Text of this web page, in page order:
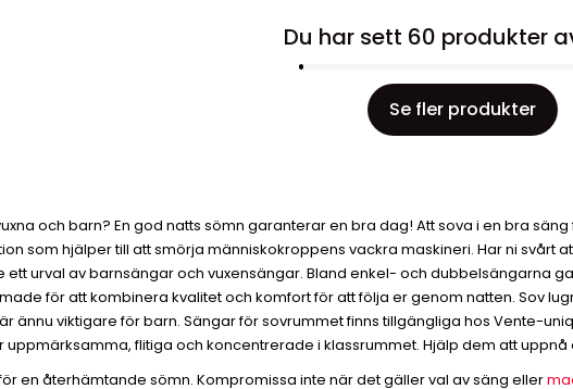
Du har sett 60 produkter
Se fler produkter
och barn? En god natts sömn garanterar en bra dag! Att sova i en bra
som hjälper till att smörja människokroppens vackra maskineri. Har ni svårt
urval av barnsängar och vuxensängar. Bland enkel- och dubbelsängarna
för att kombinera kvalitet och komfort för att följa er genom natten. Sov
ännu viktigare för barn. Sängar för sovrummet finns tillgängliga hos Vente-
flitiga och koncentrerade i klassrummet. Hjälp dem att uppnå
en återhämtande sömn. Kompromissa inte när det gäller val av säng eller